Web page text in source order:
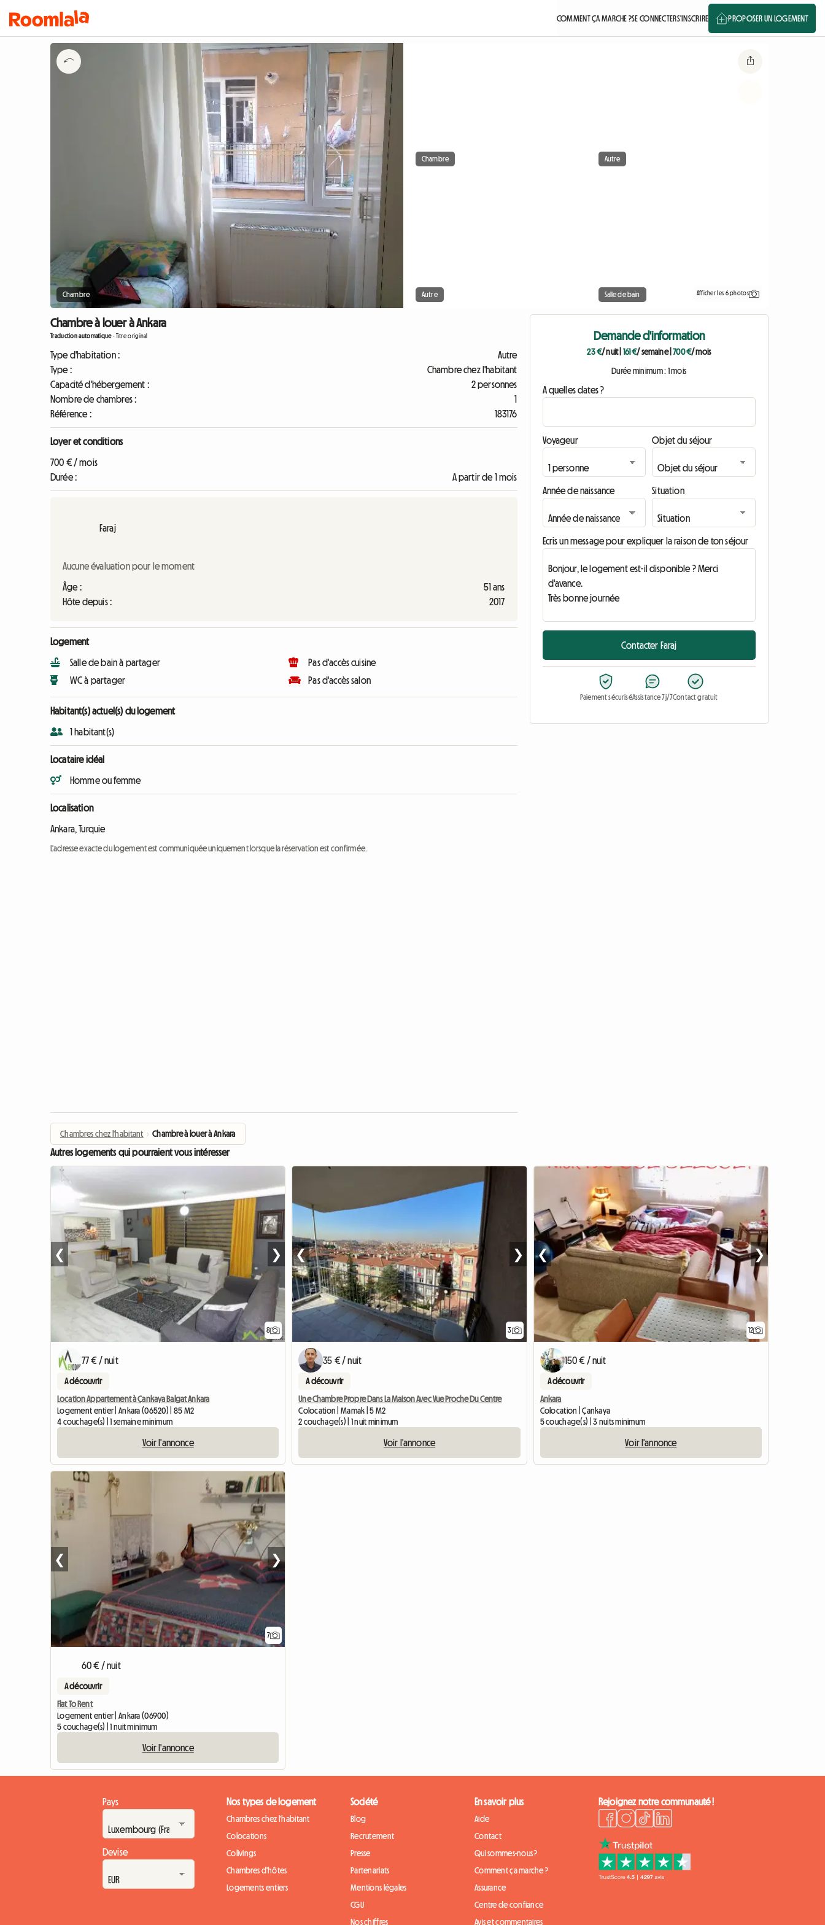
COMMENT ÇA MARCHE ?SE CONNECTERS'INSCRIRE PROPOSER UN LOGEMENT
Chambre
Chambre Autre
Autre Salle de bain Afficher les 6 photos
Chambre à louer à Ankara
Traduction automatique-Titre original
Type d'habitation :
Autre
Type :
Chambre chez l'habitant
Capacité d'hébergement :
2 personnes
Nombre de chambres :
1
Référence :
183176
Loyer et conditions
700 € / mois
Durée :
A partir de 1 mois
Faraj
Aucune évaluation pour le moment
Âge :
51 ans
Hôte depuis :
2017
Logement
Salle de bain à partager
WC à partager
Pas d'accès cuisine
Pas d'accès salon
Habitant(s) actuel(s) du logement
1 habitant(s)
Locataire idéal
Homme ou femme
Localisation
Ankara, Turquie
L'adresse exacte du logement est communiquée uniquement lorsque la réservation est confirmée.
Demande d'information
23 €/ nuit| 161 €/ semaine|700 €/ mois
Durée minimum : 1 mois
A quelles dates ?
Voyageur Objet du séjour
Année de naissance Situation
Ecris un message pour expliquer la raison de ton séjour
Contacter Faraj
Paiement sécuriséAssistance 7j/7Contact gratuit
Chambres chez l'habitant › Chambre à louer à Ankara
Autres logements qui pourraient vous intéresser
8
❮ ❯
77 € / nuit
A découvrir
Location Appartement à Çankaya Balgat Ankara
Logement entier | Ankara (06520) | 85 M2
4 couchage(s) | 1 semaine minimum
Voir l'annonce
3
❮ ❯
35 € / nuit
A découvrir
Une Chambre Propre Dans La Maison Avec Vue Proche Du Centre
Colocation | Mamak | 5 M2
2 couchage(s) | 1 nuit minimum
Voir l'annonce
12
❮ ❯
150 € / nuit
A découvrir
Ankara
Colocation | Çankaya
5 couchage(s) | 3 nuits minimum
Voir l'annonce
7
❮ ❯
60 € / nuit
A découvrir
Flat To Rent
Logement entier | Ankara (06900)
5 couchage(s) | 1 nuit minimum
Voir l'annonce
Pays
Devise
Nos types de logement
Chambres chez l'habitant
Colocations
Colivings
Chambres d'hôtes
Logements entiers
Société
Blog
Recrutement
Presse
Partenariats
Mentions légales
CGU
Nos chiffres
En savoir plus
Aide
Contact
Qui sommes-nous ?
Comment ça marche ?
Assurance
Centre de confiance
Avis et commentaires
Rejoignez notre communauté !